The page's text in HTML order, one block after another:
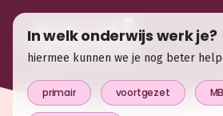
In welk onderwijs werk je?
hiermee kunnen we je nog beter
primair voortgezet